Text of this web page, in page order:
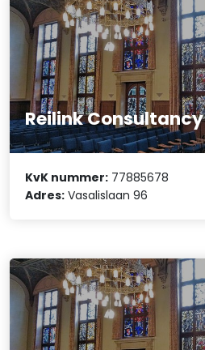
Reilink Consultancy
KvK nummer: 77885678
Adres: Vasalislaan 96